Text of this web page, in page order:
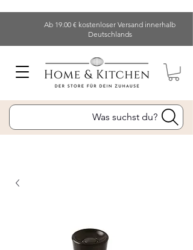
Ab 19.00 € kostenloser Versand innerhalb
Deutschlands
Was suchst du?